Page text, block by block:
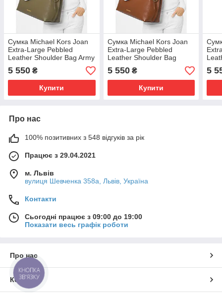
Сумка Michael Kors Joan
Extra-Large Pebbled
Leather Shoulder Bag Army
(35T1GV9L4L)
5 550 ₴
Купити
Сумка Michael Kors Joan
Extra-Large Pebbled
Leather Shoulder Bag
Luggage (35S1GV9L4L)
5 550₴
Купити
5
Про нас
100% позитивних з 548 відгуків за рік
Працює з 29.04.2021
м. Львів
вулиця Шевченка 358а, Львів, Україна
Контакти
Сьогодні працює з 09:00 до 19:00
Показати весь графік роботи
Про нас
Контакти
КНОПКА
ЗВ'ЯЗКУ